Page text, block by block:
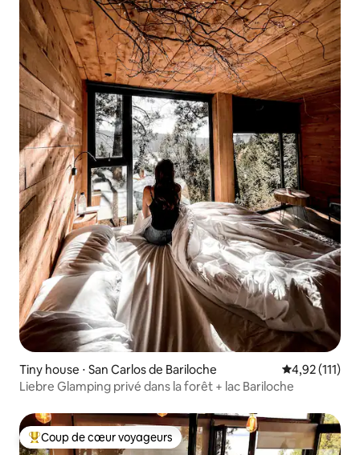
Tiny house ⋅ San Carlos de Bariloche Évaluation
4,92 (111)
Liebre Glamping privé dans la forêt + lac Bariloche
Coups de cœur voyageurs les plus appréciés
Coup de cœur voyageurs